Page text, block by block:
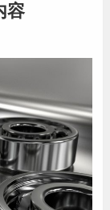
容